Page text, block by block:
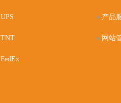
UPS
TNT
FedEx
产品
网站